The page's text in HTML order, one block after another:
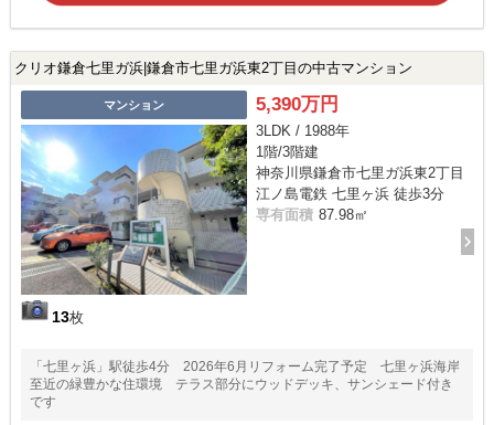
クリオ鎌倉七里ガ浜|鎌倉市七里ガ浜東2丁目の中古マンション
マンション
13枚
5,390万円
3LDK / 1988年
1階/3階建
神奈川県鎌倉市七里ガ浜東2丁目
江ノ島電鉄 七里ヶ浜 徒歩3分
専有面積 87.98㎡
「七里ヶ浜」駅徒歩4分 2026年6月リフォーム完了予定 七里ヶ浜海岸
至近の緑豊かな住環境 テラス部分にウッドデッキ、サンシェード付き
です